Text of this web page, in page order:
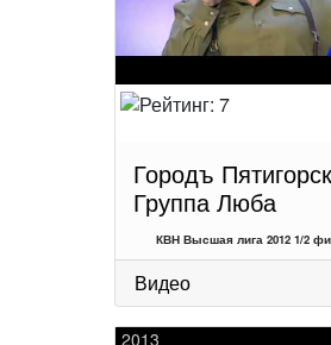
Городъ
Группа Люба
КВН Высшая лига 2012 1/2
Видео
2013